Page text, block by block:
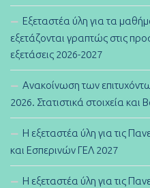
Εξεταστέα ύλη για τα
εξετάζονται γραπτώς στις
εξετάσεις 2026-2027
Ανακοίνωση των
2026. Στατιστικά στοιχεία και
Η εξεταστέα ύλη για τις
και Εσπερινών ΓΕΛ 2027
Η εξεταστέα ύλη για τις